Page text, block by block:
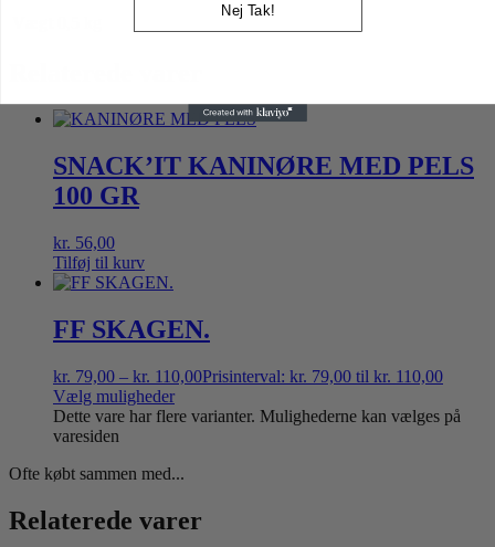
SNACK’IT KANINØRE MED PELS
100 GR
kr. 56,00
Tilføj til kurv
FF SKAGEN.
kr. 79,00 – kr. 110,00Prisinterval: kr. 79,00 til kr. 110,00
Vælg muligheder
Dette vare har flere varianter. Mulighederne kan vælges på
varesiden
Ofte købt sammen med...
Relaterede varer
Nej Tak!